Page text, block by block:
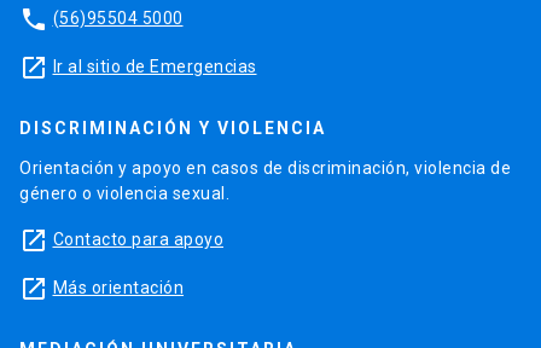
phone (56)95504 5000
launch Ir al sitio de Emergencias
DISCRIMINACIÓN Y VIOLENCIA
Orientación y apoyo en casos de discriminación, violencia de
género o violencia sexual.
launch Contacto para apoyo
launch Más orientación